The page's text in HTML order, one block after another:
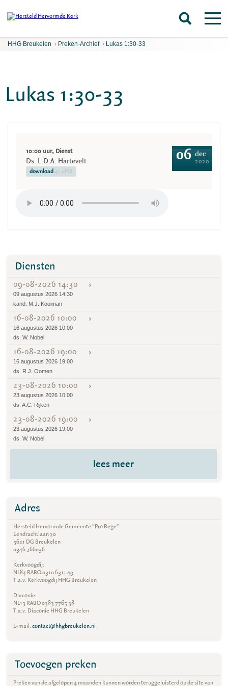
HHG Breukelen › Preken-Archief › Lukas 1:30-33
Lukas 1:30-33
10:00 uur, Dienst
Ds. L.D.A. Hartevelt
download41.0MB
06 dec
2020
Diensten
09-08-2026 14:30
09 augustus 2026 14:30
kand. M.J. Kooiman
16-08-2026 10:00
16 augustus 2026 10:00
ds. W. Nobel
16-08-2026 19:00
16 augustus 2026 19:00
ds. R.J. Oomen
23-08-2026 10:00
23 augustus 2026 10:00
ds. A.C. Rijken
23-08-2026 19:00
23 augustus 2026 19:00
ds. W. Nobel
lees meer
Adres
Hersteld Hervormde Gemeente "Pro Rege"
Eendrachtlaan 20
3621 DG Breukelen
0346 266036
Kerkvoogdij:
NL84 RABO 0310 6311 49
T.a.v. Kerkvoogdij HHG Breukelen
Diaconie:
NL13 RABO 0383 7765 38
T.a.v. Diaconie HHG Breukelen
E-mail:contact@hhgbreukelen.nl
Toevoegen preken
Preken van de afgelopen 4 maanden kunnen worden teruggeluisterd op de site van